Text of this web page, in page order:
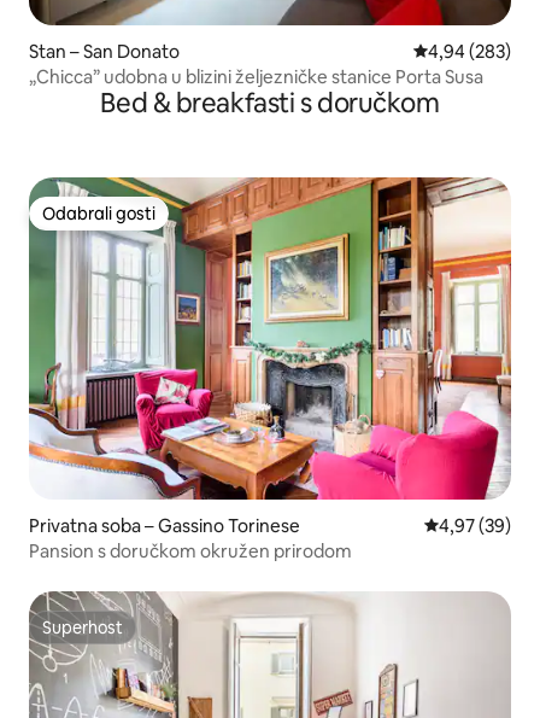
Stan – San Donato Prosječna
4,94 (283)
„Chicca” udobna u blizini željezničke stanice Porta Susa
Bed & breakfasti s doručkom
Odabrali gosti
Odabrali gosti
Privatna soba – Gassino Torinese Prosječna
4,97 (39)
Pansion s doručkom okružen prirodom
Superhost
Superhost